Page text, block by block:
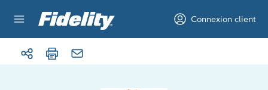
Connexion client